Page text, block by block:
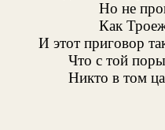
Но не
Как
И этот приговор
Что с той
Никто в том